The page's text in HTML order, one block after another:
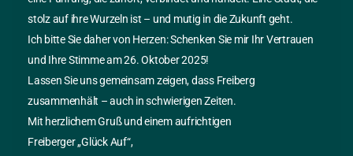
vorherige Ankündigung geändert, entfernt oder ergänzt
Rechtswirksamkeit:
Durch Nutzung dieser Webseiten unterliegt der Nutzer
stolz auf ihre Wurzeln ist – und mutig in die Zukunft geht.
Ich bitte Sie daher von Herzen: Schenken Sie mir Ihr Vertrauen
und Ihre Stimme am 26. Oktober 2025!
Lassen Sie uns gemeinsam zeigen, dass Freiberg
zusammenhält – auch in schwierigen Zeiten.
Mit herzlichem Gruß und einem aufrichtigen
Freiberger „Glück Auf“,